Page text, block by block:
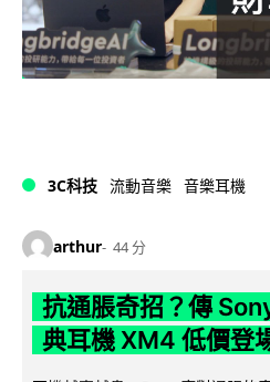
3C科技 流動音樂 音樂耳機
arthur 44 分
抗通脹奇招？傳
典耳機 XM4 低價登